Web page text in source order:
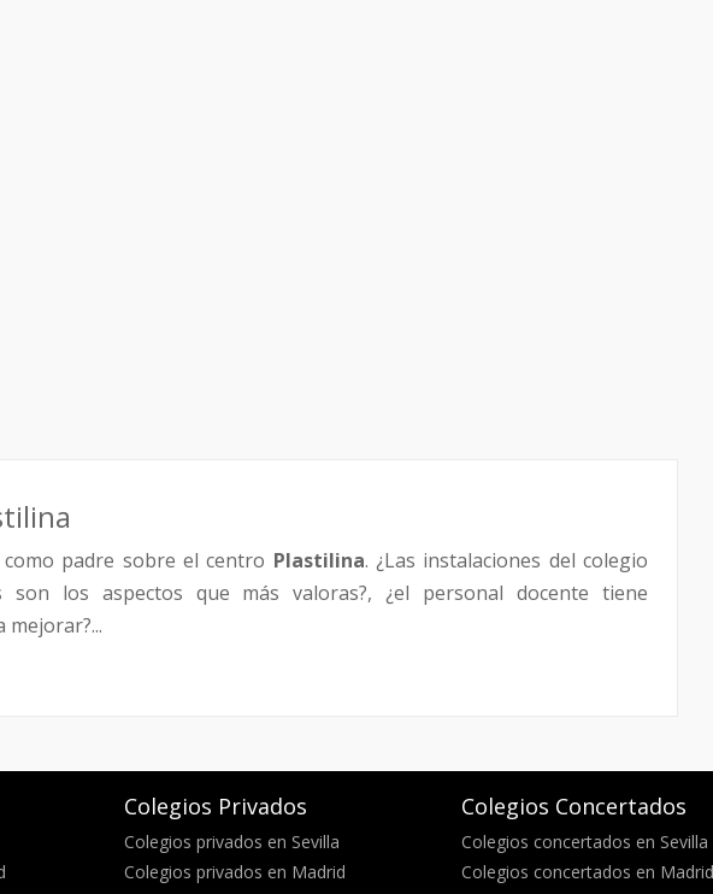
padre sobre el centro Plastilina. ¿Las instalaciones del colegio
son los aspectos que más valoras?, ¿el personal docente tiene
mejorar?...
Colegios Privados
Colegios privados en Sevilla
Colegios privados en Madrid
Colegios Concertados
Colegios concertados en Sevilla
Colegios concertados en Madrid